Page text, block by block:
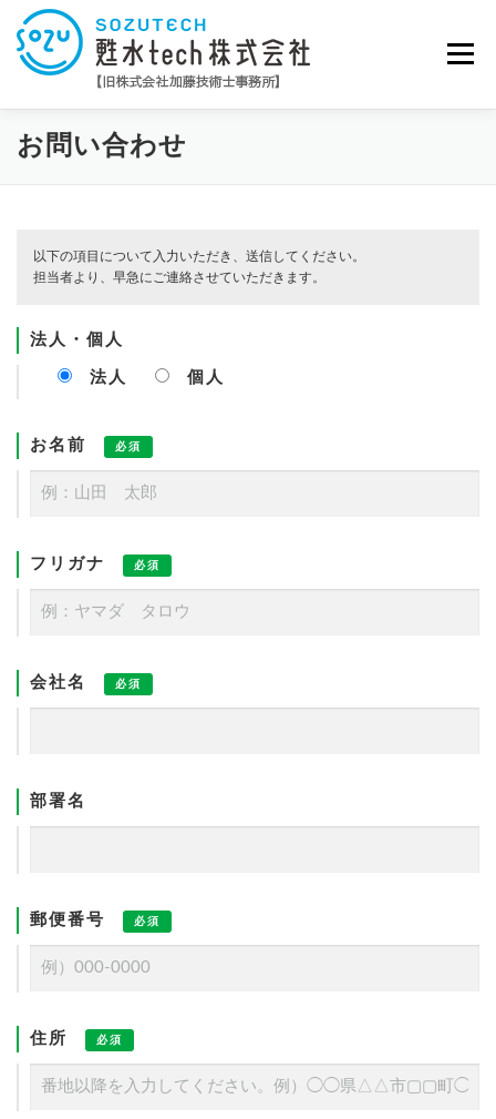
メニュー
HOME 会社概要
納入実績 採用情報 お問い合わせ
お問い合わせ
以下の項目について入力いただき、送信してください。
担当者より、早急にご連絡させていただきます。
法人・個人
法人 個人
お名前 必須
フリガナ 必須
会社名 必須
部署名
郵便番号 必須
住所 必須